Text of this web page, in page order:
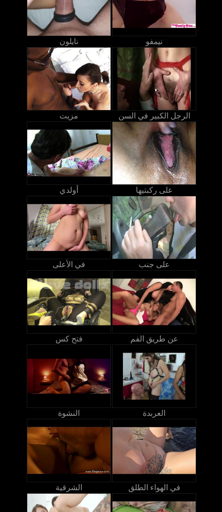
نايلون نيمفو
مزيت الرجل الكبير في السن
أولدي على ركبتيها
في الأعلى على جنب
فتح كس عن طريق الفم
النشوة العربدة
الشرقية في الهواء الطلق